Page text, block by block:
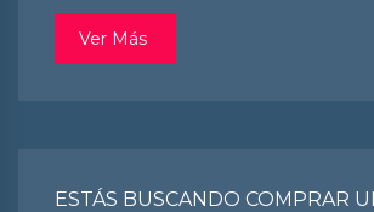
Ver Más
ESTÁS BUSCANDO COMPRAR